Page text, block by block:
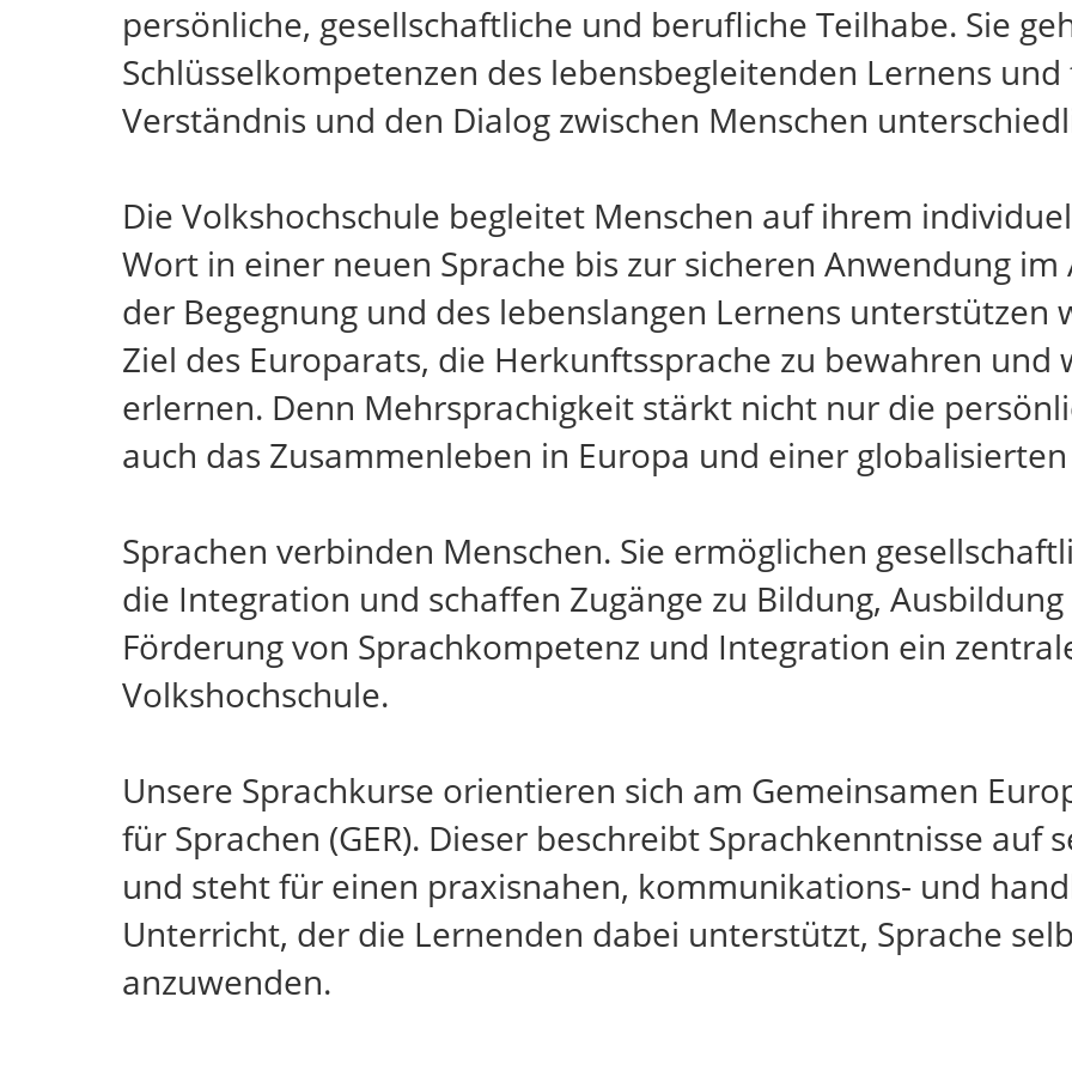
persönliche, gesellschaftliche und berufliche Teilhabe. Sie
Schlüsselkompetenzen des lebensbegleitenden Lernens
Verständnis und den Dialog zwischen Menschen
Die Volkshochschule begleitet Menschen auf ihrem
Wort in einer neuen Sprache bis zur sicheren Anwendung
der Begegnung und des lebenslangen Lernens unterstützen
Ziel des Europarats, die Herkunftssprache zu bewahren und
erlernen. Denn Mehrsprachigkeit stärkt nicht nur die
auch das Zusammenleben in Europa und einer
Sprachen verbinden Menschen. Sie ermöglichen
die Integration und schaffen Zugänge zu Bildung,
Förderung von Sprachkompetenz und Integration ein
Volkshochschule.
Unsere Sprachkurse orientieren sich am Gemeinsamen
für Sprachen (GER). Dieser beschreibt Sprachkenntnisse auf
und steht für einen praxisnahen, kommunikations- und
Unterricht, der die Lernenden dabei unterstützt, Sprache
anzuwenden.